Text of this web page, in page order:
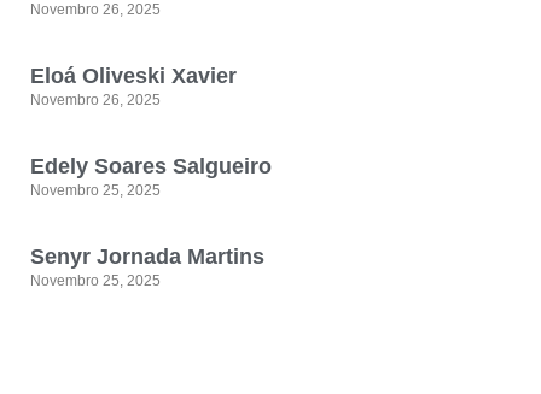
Novembro 26, 2025
Eloá Oliveski Xavier
Novembro 26, 2025
Edely Soares Salgueiro
Novembro 25, 2025
Senyr Jornada Martins
Novembro 25, 2025